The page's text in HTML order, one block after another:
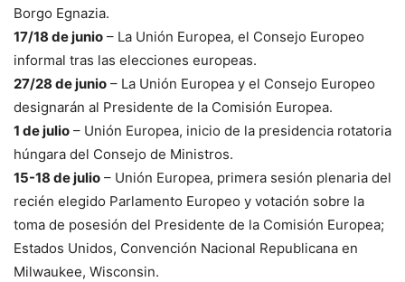
Borgo Egnazia.
17/18 de junio – La Unión Europea, el Consejo Europeo
informal tras las elecciones europeas.
27/28 de junio – La Unión Europea y el Consejo Europeo
designarán al Presidente de la Comisión Europea.
1 de julio – Unión Europea, inicio de la presidencia rotatoria
húngara del Consejo de Ministros.
15-18 de julio – Unión Europea, primera sesión plenaria del
recién elegido Parlamento Europeo y votación sobre la
toma de posesión del Presidente de la Comisión Europea;
Estados Unidos, Convención Nacional Republicana en
Milwaukee, Wisconsin.